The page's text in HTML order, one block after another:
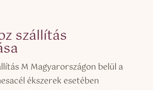
szállítás
M Magyarországon belül a
ékszerek esetében